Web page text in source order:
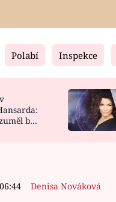
Polabí Inspekce
by
Denisa Nováková